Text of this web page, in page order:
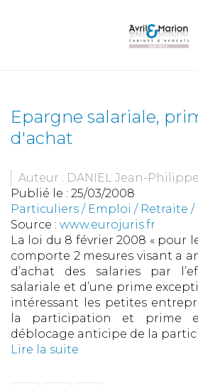
Epargne salariale,
d'achat
Auteur : DANIEL Jean-Philippe
Publié le : 25/03/2008
Particuliers / Emploi / Retraite
Source : www.eurojuris.fr
La loi du 8 février 2008 « pour
comporte 2 mesures visant a
d’achat des salaries par
salariale et d’une prime
intéressant les petites
la participation et prime
déblocage anticipe de la
Lire la suite